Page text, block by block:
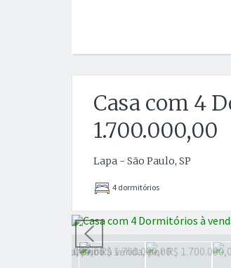
Casa com 4
1.700.000,00
Lapa - São Paulo, SP
4 dormitórios
Anterior